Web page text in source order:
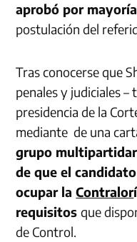
aprobó por
postulación del
Tras conocerse que
penales y judiciales –
presidencia de la
mediante de una
grupo
de que el
ocupar laContralor
requisitosque
de Control.